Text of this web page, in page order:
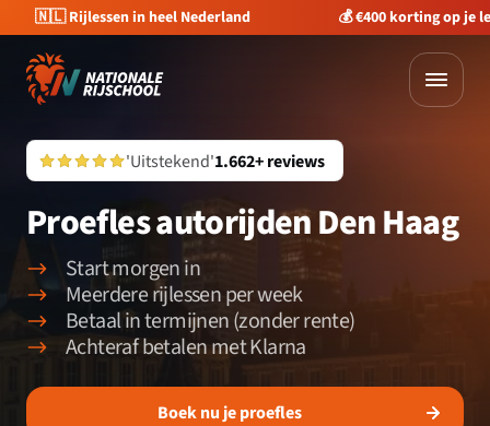
🇳🇱 Rijlessen in heel Nederland 💰 €400 korting op je
'Uitstekend'1.662+ reviews
Proefles autorijden Den Haag
Start morgen in
Meerdere rijlessen per week
Betaal in termijnen (zonder rente)
Achteraf betalen met Klarna
Boek nu je proefles